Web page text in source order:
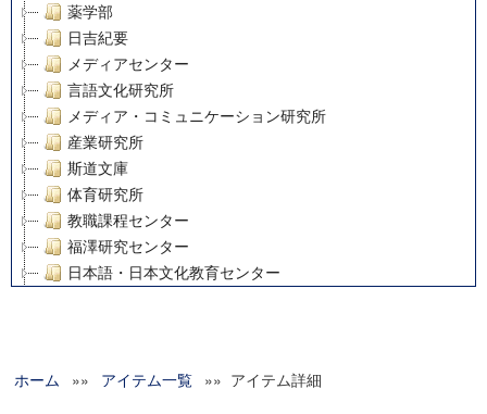
薬学部
日吉紀要
メディアセンター
言語文化研究所
メディア・コミュニケーション研究所
産業研究所
斯道文庫
体育研究所
教職課程センター
福澤研究センター
日本語・日本文化教育センター
グローバルリサーチインスティテュート
ホーム »» アイテム一覧 »» アイテム詳細